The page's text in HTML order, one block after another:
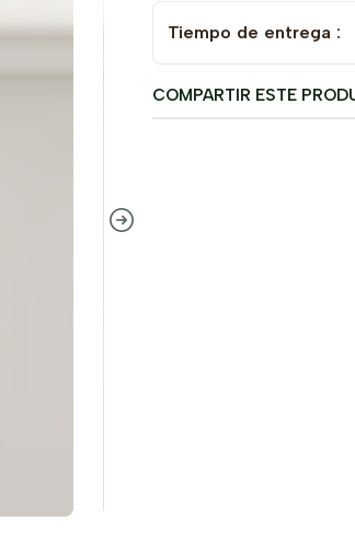
Tiempo de entrega :
COMPARTIR ESTE